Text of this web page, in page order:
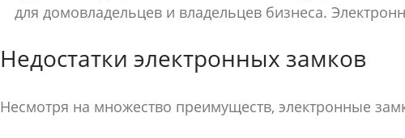
для домовладельцев и владельцев бизнеса.
Недостатки электронных замков
Несмотря на множество преимуществ, электронные